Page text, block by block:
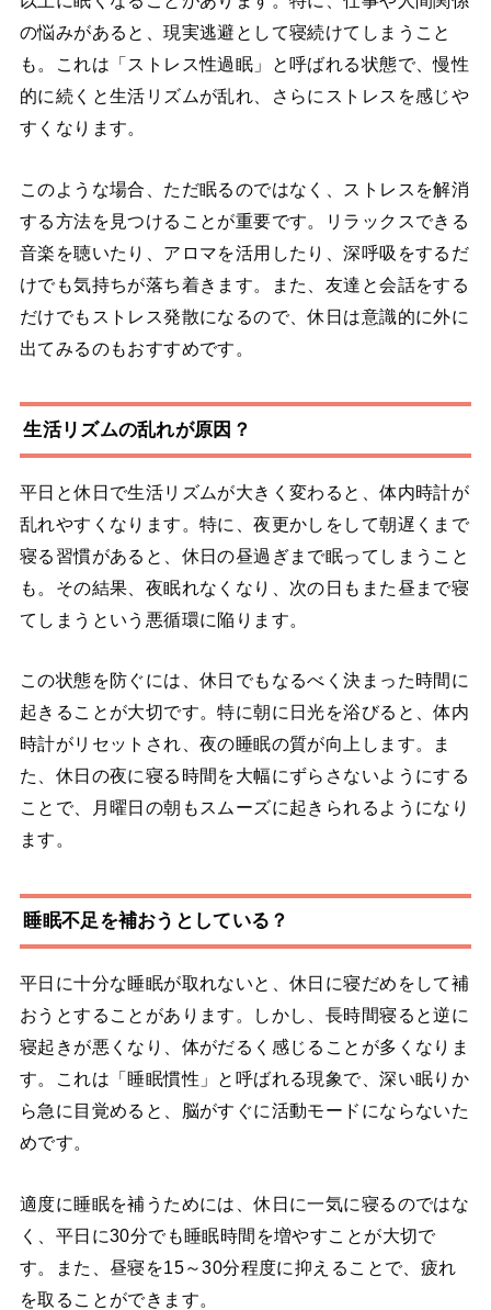
の悩みがあると、現実逃避として寝続けてしまうこと
も。これは「ストレス性過眠」と呼ばれる状態で、慢性
的に続くと生活リズムが乱れ、さらにストレスを感じや
すくなります。
このような場合、ただ眠るのではなく、ストレスを解消
する方法を見つけることが重要です。リラックスできる
音楽を聴いたり、アロマを活用したり、深呼吸をするだ
けでも気持ちが落ち着きます。また、友達と会話をする
だけでもストレス発散になるので、休日は意識的に外に
出てみるのもおすすめです。
生活リズムの乱れが原因？
平日と休日で生活リズムが大きく変わると、体内時計が
乱れやすくなります。特に、夜更かしをして朝遅くまで
寝る習慣があると、休日の昼過ぎまで眠ってしまうこと
も。その結果、夜眠れなくなり、次の日もまた昼まで寝
てしまうという悪循環に陥ります。
この状態を防ぐには、休日でもなるべく決まった時間に
起きることが大切です。特に朝に日光を浴びると、体内
時計がリセットされ、夜の睡眠の質が向上します。ま
た、休日の夜に寝る時間を大幅にずらさないようにする
ことで、月曜日の朝もスムーズに起きられるようになり
ます。
睡眠不足を補おうとしている？
平日に十分な睡眠が取れないと、休日に寝だめをして補
おうとすることがあります。しかし、長時間寝ると逆に
寝起きが悪くなり、体がだるく感じることが多くなりま
す。これは「睡眠慣性」と呼ばれる現象で、深い眠りか
ら急に目覚めると、脳がすぐに活動モードにならないた
めです。
適度に睡眠を補うためには、休日に一気に寝るのではな
く、平日に30分でも睡眠時間を増やすことが大切で
す。また、昼寝を15～30分程度に抑えることで、疲れ
を取ることができます。